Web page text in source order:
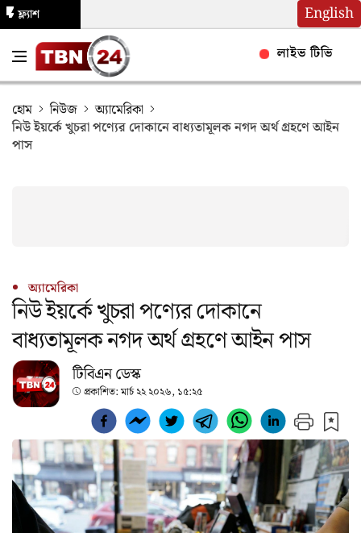
English
ফ্ল্যাশ
লাইভ টিভি
হোম নিউজ
অ্যামেরিকা
নিউ ইয়র্কে খুচরা পণ্যের দোকানে বাধ্যতামূলক নগদ অর্থ গ্রহণে আইন
পাস
অ্যামেরিকা
নিউ ইয়র্কে খুচরা পণ্যের দোকানে
বাধ্যতামূলক নগদ অর্থ গ্রহণে আইন পাস
টিবিএন ডেস্ক
প্রকাশিত:মার্চ ২২ ২০২৬, ১৫:২৫